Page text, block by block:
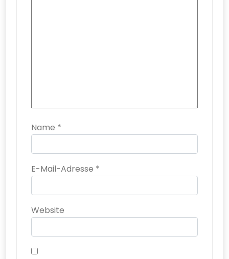
Name *
E-Mail-Adresse *
Website